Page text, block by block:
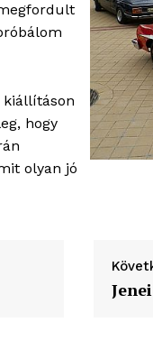
hogy
olyan jó